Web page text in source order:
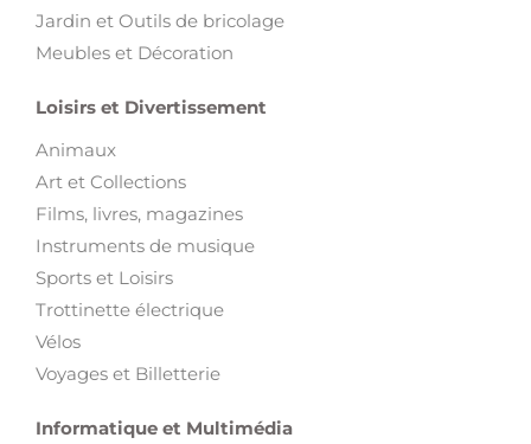
Loisirs et Divertissement
Art et Collections
Films, livres, magazines
Instruments de musique
Sports et Loisirs
Trottinette électrique
Vélos
Voyages et Billetterie
Appareils photo et Caméras